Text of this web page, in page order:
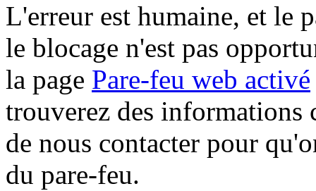
L'erreur est humaine, et le
le blocage n'est pas
la page Pare-feu web activé
trouverez des informations
de nous contacter pour
du pare-feu.